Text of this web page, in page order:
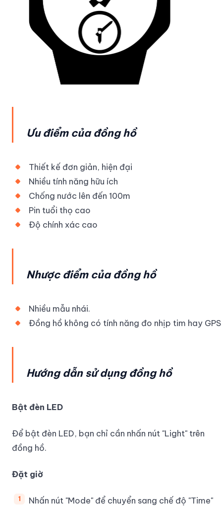
Ưu điểm của đồng hồ
Thiết kế đơn giản, hiện đại
Nhiều tính năng hữu ích
Chống nước lên đến 100m
Pin tuổi thọ cao
Độ chính xác cao
Nhược điểm của đồng hồ
Nhiều mẫu nhái.
Đồng hồ không có tính năng đo nhịp tim hay GPS
Hướng dẫn sử dụng đồng hồ
Bật đèn LED
Để bật đèn LED, bạn chỉ cần nhấn nút "Light" trên
đồng hồ.
Đặt giờ
Nhấn nút "Mode" để chuyển sang chế độ "Time"